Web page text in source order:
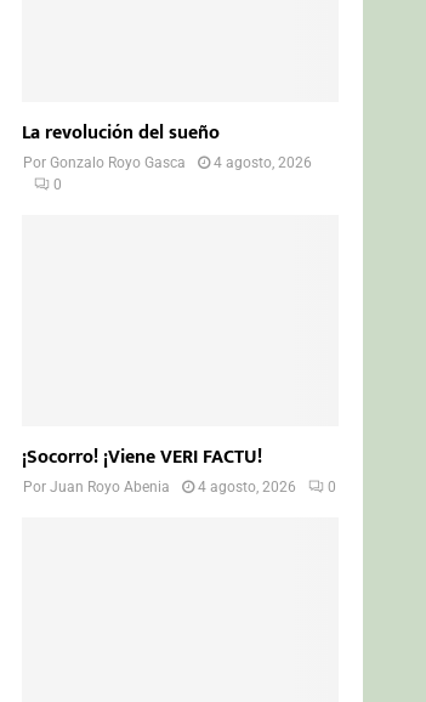
La revolución del sueño
PorGonzalo Royo Gasca
4 agosto, 2026
0
¡Socorro! ¡Viene VERI FACTU!
PorJuan Royo Abenia 4 agosto, 2026 0